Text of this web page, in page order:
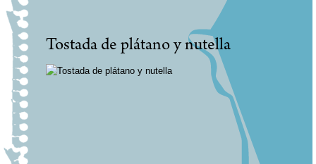
Tostada de plátano y nutella